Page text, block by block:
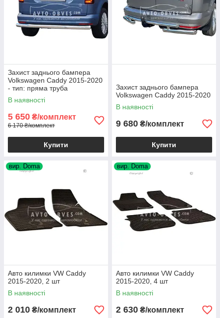
Захист заднього бампера
Volkswagen Caddy 2015-2020
- тип: пряма труба
В наявності
5 650 ₴/комплект
6 170 ₴/комплект
Купити
Захист заднього бампера
Volkswagen Caddy 2015-2020
В наявності
9 680 ₴/комплект
Купити
вир. Doma
Авто килимки VW Caddy
2015-2020, 2 шт
В наявності
2 010 ₴/комплект
вир. Doma
Авто килимки VW Caddy
2015-2020, 4 шт
В наявності
2 630 ₴/комплект